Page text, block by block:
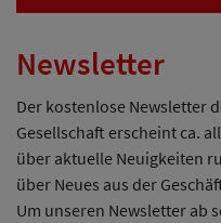
Newsletter
Der kostenlose Newsletter
Gesellschaft erscheint ca.
über aktuelle Neuigkeiten
über Neues aus der
Um unseren Newsletter ab